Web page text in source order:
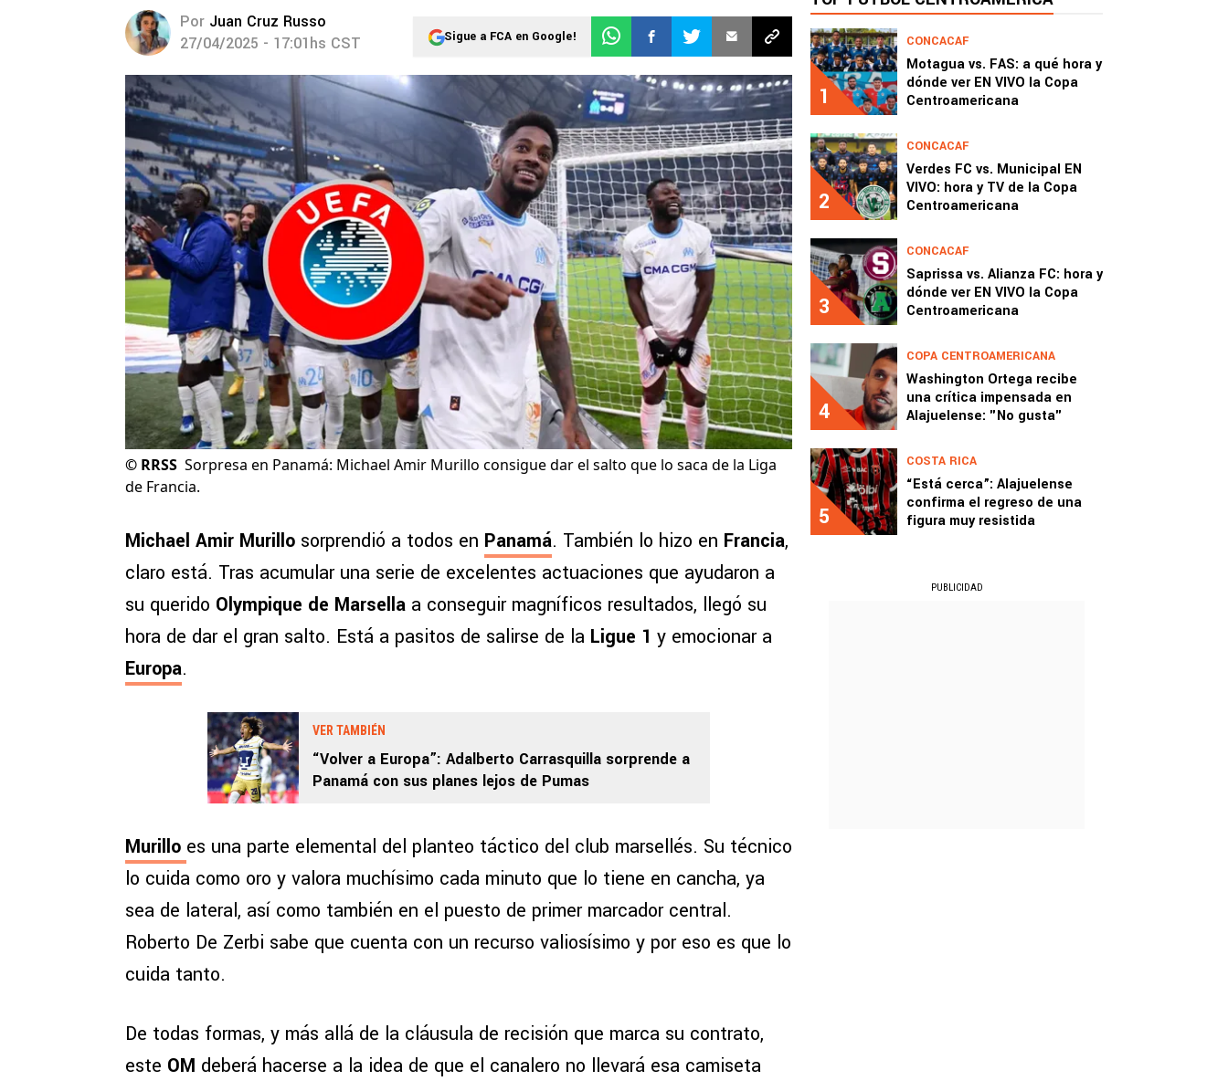
Por Juan Cruz Russo
27/04/2025 - 17:01hs CST
Sigue a FCA en Google!
© RRSS Sorpresa en Panamá: Michael Amir Murillo consigue dar el salto que lo saca de la Liga
de Francia.
Michael Amir Murillo sorprendió a todos en Panamá. También lo hizo en Francia,
claro está. Tras acumular una serie de excelentes actuaciones que ayudaron a
su querido Olympique de Marsella a conseguir magníficos resultados, llegó su
hora de dar el gran salto. Está a pasitos de salirse de la Ligue 1 y emocionar a
Europa.
VER TAMBIÉN
“Volver a Europa”: Adalberto Carrasquilla sorprende a
Panamá con sus planes lejos de Pumas
Murillo es una parte elemental del planteo táctico del club marsellés. Su técnico
lo cuida como oro y valora muchísimo cada minuto que lo tiene en cancha, ya
sea de lateral, así como también en el puesto de primer marcador central.
Roberto De Zerbi sabe que cuenta con un recurso valiosísimo y por eso es que lo
cuida tanto.
De todas formas, y más allá de la cláusula de recisión que marca su contrato,
este OM deberá hacerse a la idea de que el canalero no llevará esa camiseta
1
CONCACAF
Motagua vs. FAS: a qué hora y
dónde ver EN VIVO la Copa
Centroamericana
2
CONCACAF
Verdes FC vs. Municipal EN
VIVO: hora y TV de la Copa
Centroamericana
3
CONCACAF
Saprissa vs. Alianza FC: hora y
dónde ver EN VIVO la Copa
Centroamericana
4
COPA CENTROAMERICANA
Washington Ortega recibe
una crítica impensada en
Alajuelense: "No gusta"
5
COSTA RICA
“Está cerca”: Alajuelense
confirma el regreso de una
figura muy resistida
PUBLICIDAD